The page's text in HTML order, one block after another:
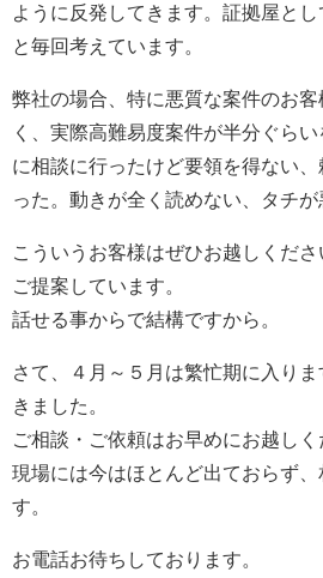
ように反発してきます。証拠屋と
と毎回考えています。
弊社の場合、特に悪質な案件のお
く、実際高難易度案件が半分ぐら
に相談に行ったけど要領を得ない
った。動きが全く読めない、タチが
こういうお客様はぜひお越しくだ
ご提案しています。
話せる事からで結構ですから。
さて、４月～５月は繁忙期に入り
きました。
ご相談・ご依頼はお早めにお越し
現場には今はほとんど出ておらず
す。
お電話お待ちしております。